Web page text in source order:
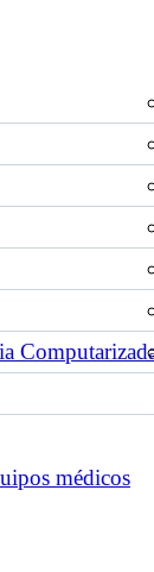
médicos